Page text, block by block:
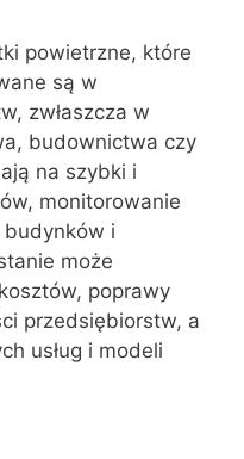
powietrzne, które
są w
zwłaszcza w
budownictwa czy
na szybki i
monitorowanie
i
może
poprawy
przedsiębiorstw, a
usług i modeli